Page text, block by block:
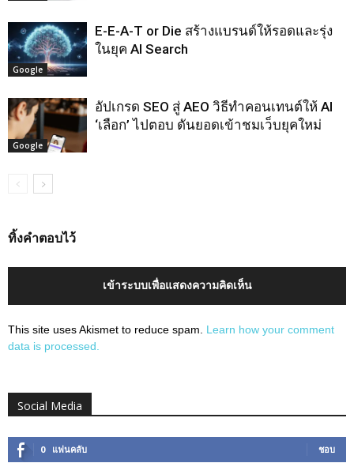
Google
E-E-A-T or Die สร้างแบรนด์ให้รอดและรุ่ง
ในยุค AI Search
Google
อัปเกรด SEO สู่ AEO วิธีทำคอนเทนต์ให้ AI
‘เลือก’ ไปตอบ ดันยอดเข้าชมเว็บยุคใหม่
ทิ้งคำตอบไว้
เข้าระบบเพื่อแสดงความคิดเห็น
This site uses Akismet to reduce spam. Learn how your comment
data is processed.
Social Media
0 แฟนคลับ ชอบ